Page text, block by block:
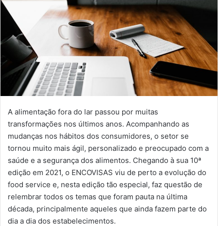
A alimentação fora do lar passou por muitas
transformações nos últimos anos. Acompanhando as
mudanças nos hábitos dos consumidores, o setor se
tornou muito mais ágil, personalizado e preocupado com a
saúde e a segurança dos alimentos. Chegando à sua 10ª
edição em 2021, o ENCOVISAS viu de perto a evolução do
food service e, nesta edição tão especial, faz questão de
relembrar todos os temas que foram pauta na última
década, principalmente aqueles que ainda fazem parte do
dia a dia dos estabelecimentos.